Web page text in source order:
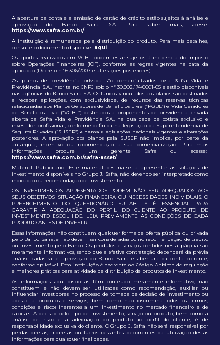
A abertura da conta e a emissão de cartão de crédito estão sujeitos à análise e
aprovação do Banco Safra S.A. Para saber mais, acesse:
https://www.safra.com.br/
A instituição é remunerada pela distribuição do produto. Para mais detalhes,
consulte o documento disponível aqui.
Os aportes realizados em VGBL podem estar sujeitos à incidência do Imposto
sobre Operações Financeiras (IOF), conforme as regras vigentes na data da
aplicação (Decreto nº 6.306/2007 e alterações posteriores).
Os planos de previdência privada são comercializados pela Safra Vida e
Previdência S.A., inscrita no CNPJ sob o nº 30.902.174/0001-05 e estão disponíveis
nas agências do Banco Safra S.A. Os fundos vinculados aos planos são destinados
a receber aplicações, com exclusividade, de recursos das reservas técnicas
relacionadas aos Planos Geradores de Benefícios Livre (“PGBL”) e Vida Geradores
de Benefícios Livre (“VGBL”) destinados a proponentes de previdência privada
aberta da Safra Vida e Previdência S.A., na qualidade de cotista exclusivo e
investidor profissional, conforme definida na legislação da Superintendência de
Seguros Privados (“SUSEP”) e demais legislações nacionais vigentes e alterações
posteriores. A aprovação dos planos pela SUSEP não implica, por parte da
autarquia, incentivo ou recomendação a sua comercialização. Para mais
informações procure um gerente Safra ou acesse:
https://www.safra.com.br/safra-asset/.
Material Publicitário. Este material destina-se a apresentar as soluções de
investimento disponíveis no Grupo J. Safra, não devendo ser interpretado como
indicação ou recomendação de investimento.
OS INVESTIMENTOS APRESENTADOS PODEM NÃO SER ADEQUADOS AOS
SEUS OBJETIVOS, SITUAÇÃO FINANCEIRA OU NECESSIDADES INDIVIDUAIS. O
PREENCHIMENTO DO QUESTIONÁRIO SUITABILITY É ESSENCIAL PARA
GARANTIR A ADEQUAÇÃO DO PERFIL DO CLIENTE AO PRODUTO DE
INVESTIMENTO ESCOLHIDO. LEIA PREVIAMENTE AS CONDIÇÕES DE CADA
PRODUTO ANTES DE INVESTIR.
Essas informações não constituem qualquer forma de oferta pública ou privada
pelo Banco Safra, e não devem ser consideradas como recomendação de crédito
ou investimento pelo Banco. Os produtos e serviços contidos nesta página são
meramente informativos, sendo que a efetiva contratação dependerá da prévia
análise cadastral e aprovação do Banco Safra e abertura da conta corrente,
conforme aplicável. Esta instituição é aderente ao Código Anbima de regulação
e melhores práticas para atividade de distribuição de produtos de investimento.
As informações aqui dispostas têm conteúdo meramente informativo, não
constituem e não devem ser utilizadas como recomendação, auxiliar ou
influenciar investidores no processo de tomada de decisão de investimento ou
adesão a produtos e serviços, bem como não discrimina todos os termos,
condições e riscos inerentes a um investimento no mercado financeiro e de
capitais. A decisão pelo tipo de investimento, serviço ou produto, bem como a
análise de risco e a adequação do produto ao perfil do cliente, é de
responsabilidade exclusiva do cliente. O Grupo J. Safra não será responsável por
perdas diretas, indiretas ou lucros cessantes decorrentes da utilização destas
informações para quaisquer finalidades.